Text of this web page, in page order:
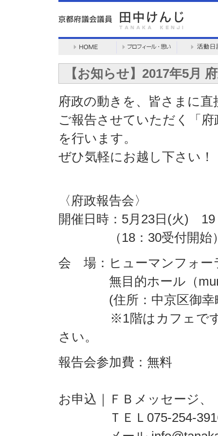
【お知らせ】2017年5月
府政の動きを、皆さまに直
ご報告させていただく「府
を行います。
ぜひ気軽にお越し下さい！
〈府政報告会〉
開催日時：5月23日(火) 19
（18：30受付開始
会 場：ヒューマンフォー
無目的ホール（
(住所：中京区御幸町
※1階はカフェです。
さい。
報告会参加費：無料
お申込｜ＦＢメッセージ、
ＴＥＬ075-254-